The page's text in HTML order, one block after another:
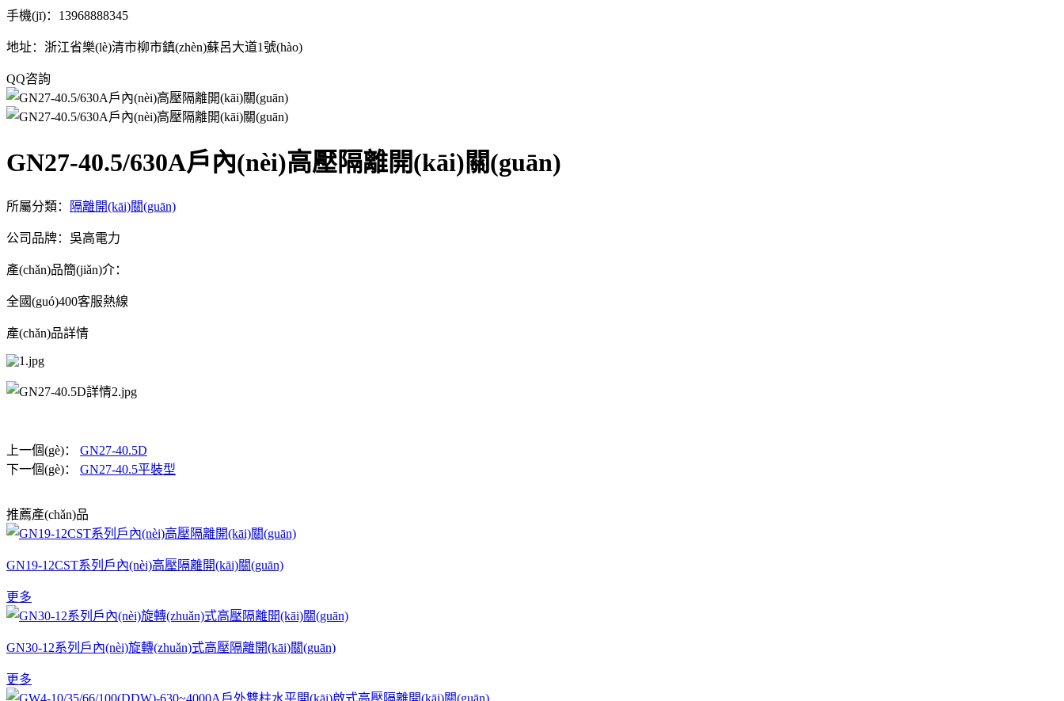
手機(jī)：13968888345
地址：浙江省樂(lè)清市柳市鎮(zhèn)蘇呂大道1號(hào)
QQ咨詢
GN27-40.5/630A戶內(nèi)高壓隔離開(kāi)關(guān)
所屬分類： 隔離開(kāi)關(guān)
公司品牌：吳高電力
產(chǎn)品簡(jiǎn)介：
全國(guó)400客服熱線
產(chǎn)品詳情
上一個(gè)：
GN27-40.5D
下一個(gè)：
GN27-40.5平裝型
推薦產(chǎn)品
GN19-12CST系列戶內(nèi)高壓隔離開(kāi)關(guān)
更多
GN30-12系列戶內(nèi)旋轉(zhuǎn)式高壓隔離開(kāi)關(guān)
更多